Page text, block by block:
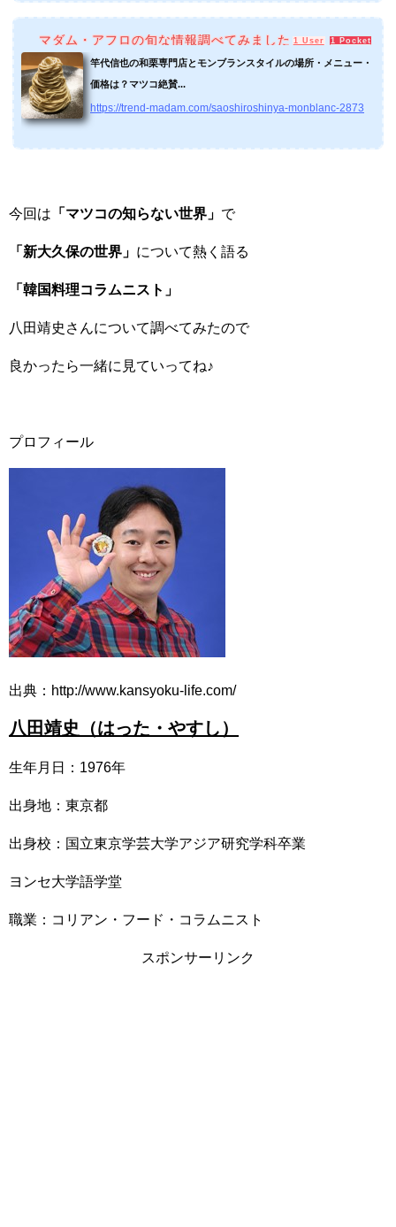
マダム・アフロの旬な情報調べてみました 1 User 1 Pocket
竿代信也の和栗専門店とモンブランスタイルの場所・メニュー・
価格は？マツコ絶賛...
https://trend-madam.com/saoshiroshinya-monblanc-2873
今回は 「マツコの知らない世界」 で
「新大久保の世界」 について熱く語る
「韓国料理コラムニスト」
八田靖史さんについて調べてみたので
良かったら一緒に見ていってね♪
プロフィール
出典：http://www.kansyoku-life.com/
八田靖史（はった・やすし）
生年月日：1976年
出身地：東京都
出身校：国立東京学芸大学アジア研究学科卒業
ヨンセ大学語学堂
職業：コリアン・フード・コラムニスト
スポンサーリンク